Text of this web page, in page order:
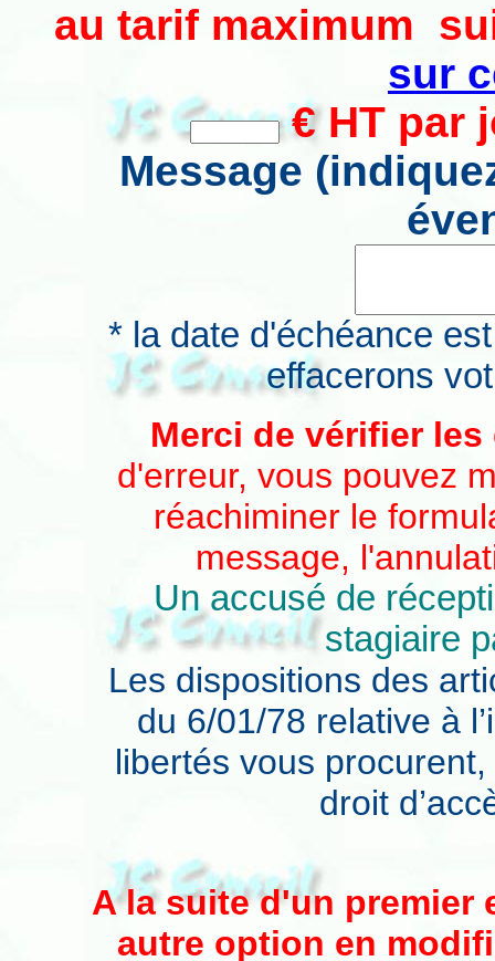
au tarif maximum
sur
€ HT par
Message
* la date d'échéance
effacerons
Merci de vérifier
d'erreur, vous pouvez
réachiminer le
message,
Un accusé de
stagiaire
Les dispositions des
du 6/01/78 relative à
libertés vous
droit
A la suite d'un premier
autre option en